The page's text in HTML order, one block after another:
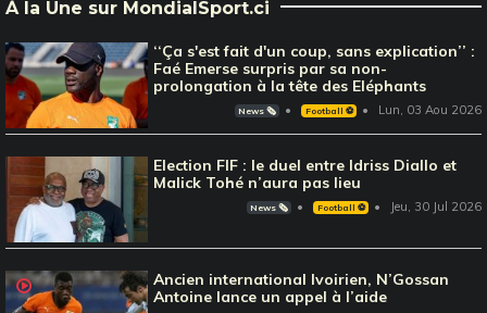
À la Une sur MondialSport.ci
‘‘Ça s'est fait d'un coup, sans explication’’ :
Faé Emerse surpris par sa non-
prolongation à la tête des Eléphants
News 🗞️ Football ⚽️ Lun, 03 Aou 2026
Election FIF : le duel entre Idriss Diallo et
Malick Tohé n’aura pas lieu
News 🗞️ Football ⚽️ Jeu, 30 Jul 2026
Ancien international Ivoirien, N’Gossan
Antoine lance un appel à l’aide